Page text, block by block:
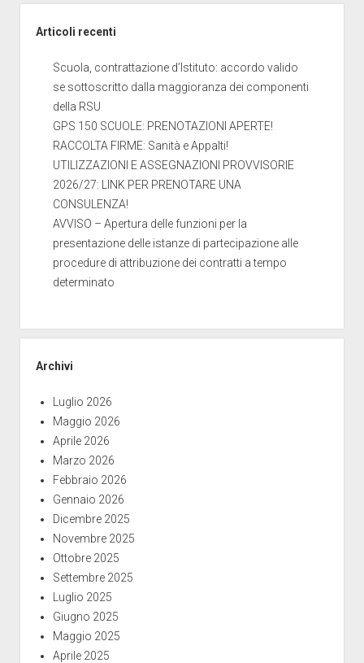
Articoli recenti
Scuola, contrattazione d’Istituto: accordo valido
se sottoscritto dalla maggioranza dei componenti
della RSU
GPS 150 SCUOLE: PRENOTAZIONI APERTE!
RACCOLTA FIRME: Sanità e Appalti!
UTILIZZAZIONI E ASSEGNAZIONI PROVVISORIE
2026/27: LINK PER PRENOTARE UNA
CONSULENZA!
AVVISO – Apertura delle funzioni per la
presentazione delle istanze di partecipazione alle
procedure di attribuzione dei contratti a tempo
determinato
Archivi
Luglio 2026
Maggio 2026
Aprile 2026
Marzo 2026
Febbraio 2026
Gennaio 2026
Dicembre 2025
Novembre 2025
Ottobre 2025
Settembre 2025
Luglio 2025
Giugno 2025
Maggio 2025
Aprile 2025